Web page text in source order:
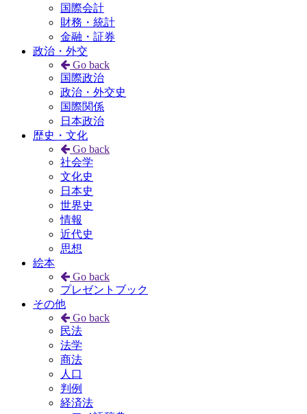
国際会計
財務・統計
金融・証券
政治・外交
Go back
国際政治
政治・外交史
国際関係
日本政治
歴史・文化
Go back
社会学
文化史
日本史
世界史
情報
近代史
思想
絵本
Go back
プレゼントブック
その他
Go back
民法
法学
商法
人口
判例
経済法